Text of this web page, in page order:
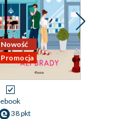
Nowość
Promocja
ebook
38 pkt